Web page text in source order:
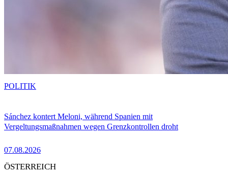
Sánchez kontert Meloni, während Spanien mit
Vergeltungsmaßnahmen wegen Grenzkontrollen droht
07.08.2026
POLITIK
ÖSTERREICH